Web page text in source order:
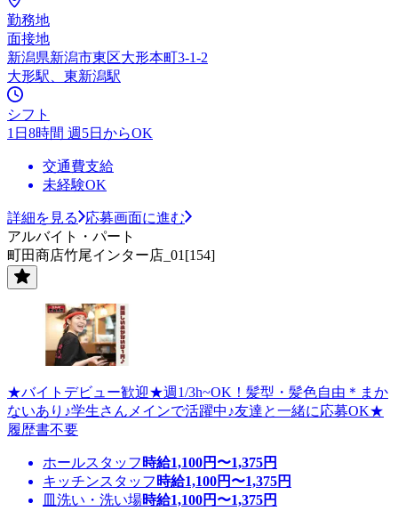
勤務地
面接地
新潟県新潟市東区大形本町3-1-2
大形駅、東新潟駅
シフト
1日8時間 週5日からOK
交通費支給
未経験OK
詳細を見る
応募画面に進む
アルバイト・パート
町田商店竹尾インター店_01[154]
★バイトデビュー歓迎★週1/3h~OK！髪型・髪色自由＊まか
ないあり♪学生さんメインで活躍中♪友達と一緒に応募OK★
履歴書不要
ホールスタッフ 時給1,100円〜1,375円
キッチンスタッフ 時給1,100円〜1,375円
皿洗い・洗い場時給1,100円〜1,375円